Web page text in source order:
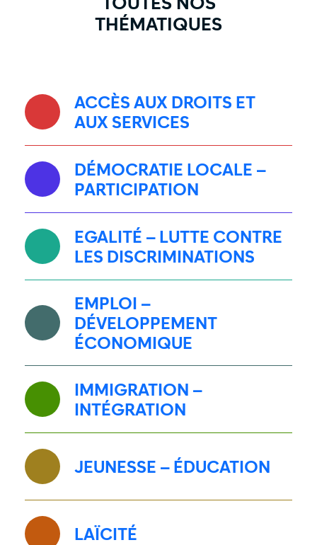
TOUTES NOS
THÉMATIQUES
ACCÈS AUX DROITS ET
AUX SERVICES
DÉMOCRATIE LOCALE –
PARTICIPATION
EGALITÉ – LUTTE CONTRE
LES DISCRIMINATIONS
EMPLOI –
DÉVELOPPEMENT
ÉCONOMIQUE
IMMIGRATION –
INTÉGRATION
JEUNESSE – ÉDUCATION
LAÏCITÉ